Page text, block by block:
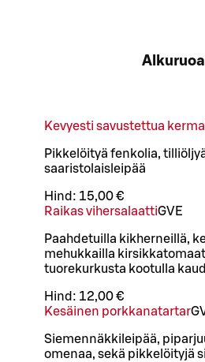
Kevyesti savustettua
Pikkelöityä fenkolia,
saaristolaisleipää
Hind: 15,00 €
Raikas vihersalaattiGVE
Paahdetuilla kikherneillä,
mehukkailla
tuorekurkusta kootulla
Hind: 12,00 €
Kesäinen porkkanatartarG
Siemennäkkileipää,
omenaa, sekä pikkelöityjä